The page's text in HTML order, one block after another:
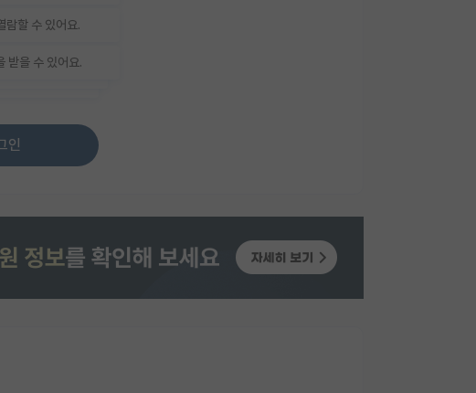
람할 수 있어요.
받을 수 있어요.
인